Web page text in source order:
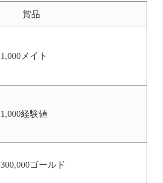
賞品
1,000メイト
1,000経験値
300,000ゴールド